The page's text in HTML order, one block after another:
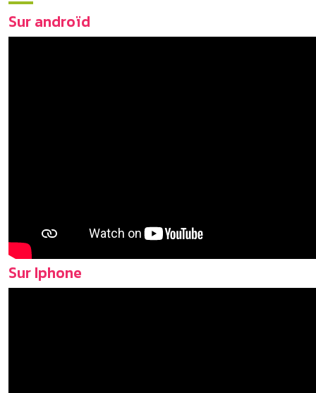
Sur androïd
Sur Iphone